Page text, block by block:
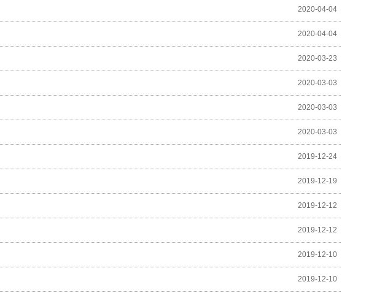
2020-04-04
2020-04-04
2020-03-23
2020-03-03
2020-03-03
2020-03-03
2019-12-24
2019-12-19
2019-12-12
2019-12-12
2019-12-10
2019-12-10